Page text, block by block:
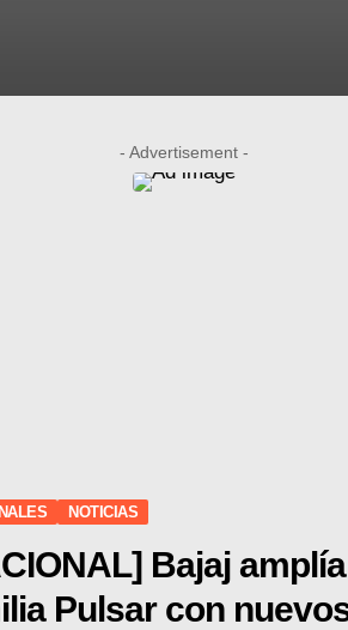
- Advertisement -
NOTICIAS
Bajaj
Pulsar con